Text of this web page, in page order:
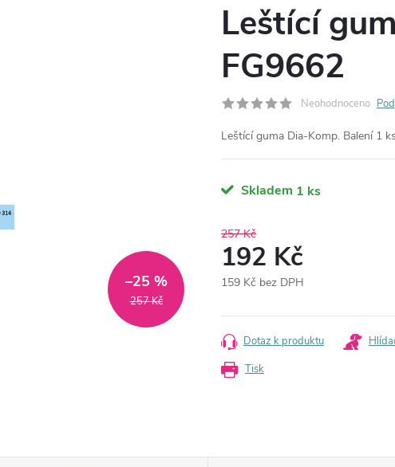
257 Kč
–25 %
Leštící
FG9662
Neohodnoceno
Leštící guma Dia-Komp. Balení 1
Skladem 1 ks
257 Kč
192 Kč
159 Kč bez DPH
cena:
Tisk
Dotaz k produktu